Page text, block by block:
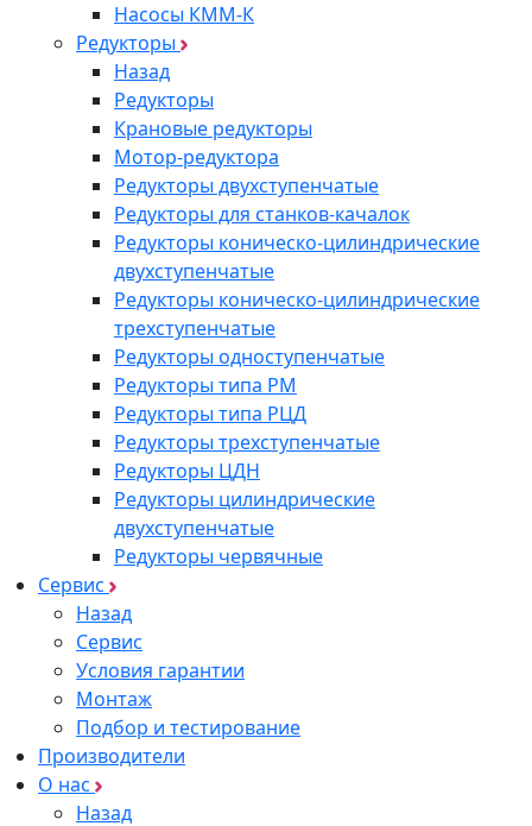
Насосы КММ-К
Редукторы
Назад
Редукторы
Крановые редукторы
Мотор-редуктора
Редукторы двухступенчатые
Редукторы для станков-качалок
Редукторы коническо-цилиндрические
двухступенчатые
Редукторы коническо-цилиндрические
трехступенчатые
Редукторы одноступенчатые
Редукторы типа РМ
Редукторы типа РЦД
Редукторы трехступенчатые
Редукторы ЦДН
Редукторы цилиндрические
двухступенчатые
Редукторы червячные
Сервис
Назад
Сервис
Условия гарантии
Монтаж
Подбор и тестирование
Производители
О нас
Назад